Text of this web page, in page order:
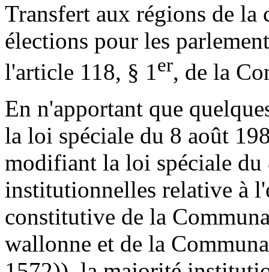
Transfert aux régions de la
élections pour les
l'article 118, § 1er, de la
En n'apportant que
la loi spéciale du 8 août
modifiant la loi spéciale du
institutionnelles relative à
constitutive de la
wallonne et de la